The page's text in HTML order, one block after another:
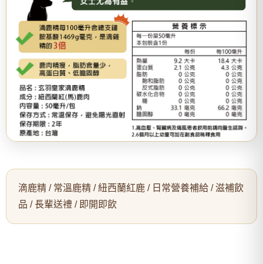
滴鹿精 / 常溫鹿精 / 紐西蘭紅鹿 / 日常營養補給 / 滋補飲
品 / 長輩送禮 / 即開即飲